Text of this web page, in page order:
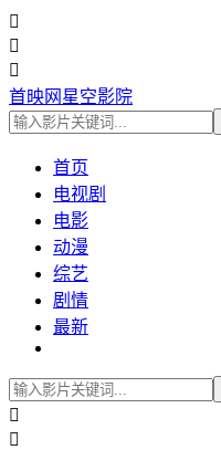



首映网星空影院
首页
电视剧
电影
动漫
综艺
剧情
最新

